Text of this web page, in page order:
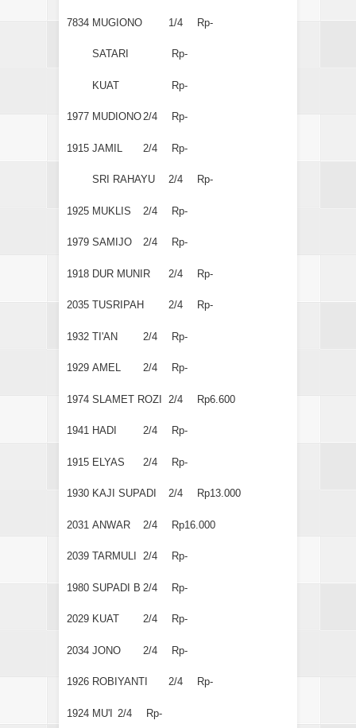
7834 MUGIONO 1/4 Rp-
SATARI Rp-
KUAT Rp-
1977 MUDIONO2/4 Rp-
1915 JAMIL 2/4 Rp-
SRI RAHAYU 2/4 Rp-
1925 MUKLIS 2/4 Rp-
1979 SAMIJO 2/4 Rp-
1918 DUR MUNIR 2/4 Rp-
2035 TUSRIPAH 2/4 Rp-
1932 TI'AN 2/4 Rp-
1929 AMEL 2/4 Rp-
1974 SLAMET ROZI 2/4 Rp6.600
1941 HADI 2/4 Rp-
1915 ELYAS 2/4 Rp-
1930 KAJI SUPADI 2/4 Rp13.000
2031 ANWAR 2/4 Rp16.000
2039 TARMULI 2/4 Rp-
1980 SUPADI B 2/4 Rp-
2029 KUAT 2/4 Rp-
2034 JONO 2/4 Rp-
1926 ROBIYANTI 2/4 Rp-
1924 MU'I 2/4 Rp-